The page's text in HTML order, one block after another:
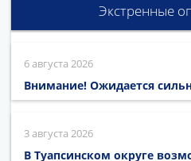
Экстренные
6 августа 2026
Внимание! Ожидается
3 августа 2026
В Туапсинском округе